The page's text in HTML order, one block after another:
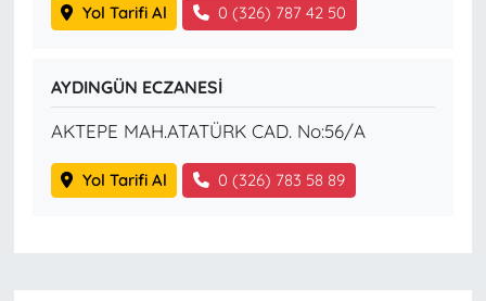
Yol Tarifi Al 0 (326) 787 42 50
AYDINGÜN ECZANESİ
AKTEPE MAH.ATATÜRK CAD. No:56/A
Yol Tarifi Al 0 (326) 783 58 89